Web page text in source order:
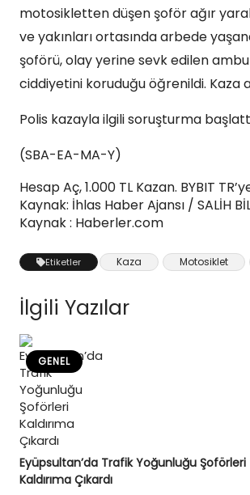
motosikletten düşen şoför ağır
ve yakınları ortasında arbede
şoförü, olay yerine sevk edilen
ciddiyetini koruduğu öğrenildi. Kaza
Polis kazayla ilgili soruşturma
(SBA-EA-MA-Y)
Hesap Aç, 1.000 TL Kazan. BYBIT
Kaynak: İhlas Haber Ajansı / SALİH
Kaynak : Haberler.com
Etiketler Kaza Motosiklet
İlgili Yazılar
GENEL
Eyüpsultan’da Trafik Yoğunluğu Şoförleri
Kaldırıma Çıkardı